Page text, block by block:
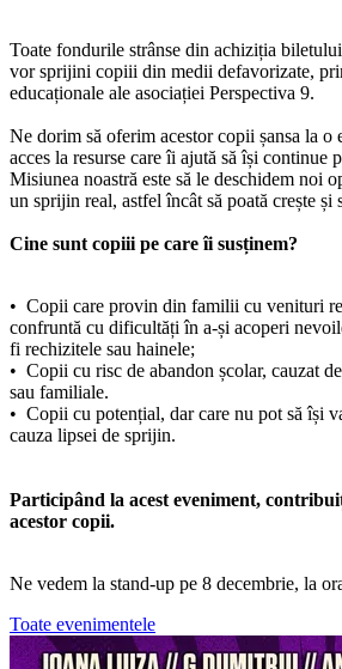
Toate fondurile strânse din achiziția
vor sprijini copiii din medii defavorizate,
educaționale ale asociației Perspectiva 9.
Ne dorim să oferim acestor copii șansa la o
acces la resurse care îi ajută să își continue
Misiunea noastră este să le deschidem noi
un sprijin real, astfel încât să poată crește și
Cine sunt copiii pe care îi susținem?
•⁠ ⁠Copii care provin din familii cu venituri
confruntă cu dificultăți în a-și acoperi
fi rechizitele sau hainele;
•⁠ ⁠Copii cu risc de abandon școlar, cauzat
sau familiale.
•⁠ ⁠Copii cu potențial, dar care nu pot să își
cauza lipsei de sprijin.
Participând la acest eveniment,
acestor copii.
Ne vedem la stand-up pe 8 decembrie, la
Toate evenimentele